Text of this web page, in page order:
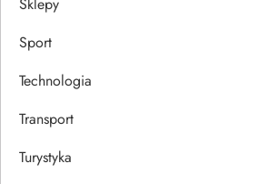
Sklepy
Sport
Technologia
Transport
Turystyka